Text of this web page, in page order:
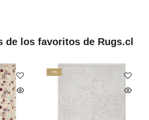
de los favoritos de Rugs.cl
-21%